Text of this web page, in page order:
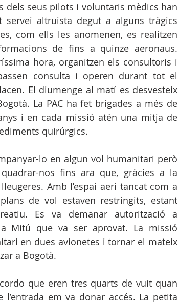
dels seus pilots i voluntaris mèdics han
altruista degut a alguns tràgics
com ells les anomenen, es realitzen
de fins a quinze aeronaus.
hora, organitzen els consultoris i
consulta i operen durant tot el
El diumenge al matí es desvesteix
La PAC ha fet brigades a més de
i en cada missió atén una mitja de
quirúrgics.
lo en algun vol humanitari però
nos fins ara que, gràcies a la
Amb l’espai aeri tancat com a
de vol estaven restringits, estant
Es va demanar autorització a
Mitú que va ser aprovat. La missió
en dues avionetes i tornar el mateix
a Bogotà.
que eren tres quarts de vuit quan
em va donar accés. La petita